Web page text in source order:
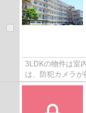
3LDKの物件は室
は、防犯カメラ
ックスがあるので